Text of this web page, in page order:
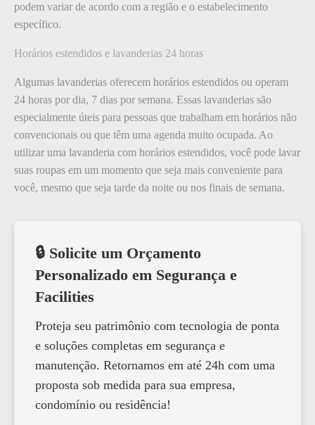
podem variar de acordo com a região e o estabelecimento
específico.
Horários estendidos e lavanderias 24 horas
Algumas lavanderias oferecem horários estendidos ou operam
24 horas por dia, 7 dias por semana. Essas lavanderias são
especialmente úteis para pessoas que trabalham em horários não
convencionais ou que têm uma agenda muito ocupada. Ao
utilizar uma lavanderia com horários estendidos, você pode lavar
suas roupas em um momento que seja mais conveniente para
você, mesmo que seja tarde da noite ou nos finais de semana.
🔒 Solicite um Orçamento
Personalizado em Segurança e
Facilities
Proteja seu patrimônio com tecnologia de ponta
e soluções completas em segurança e
manutenção. Retornamos em até 24h com uma
proposta sob medida para sua empresa,
condomínio ou residência!